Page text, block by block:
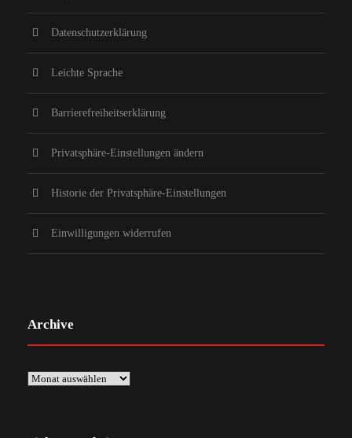
Datenschutzerklärung
Leichte Sprache
Barrierefreiheitserklärung
Privatsphäre-Einstellungen ändern
Historie der Privatsphäre-Einstellungen
Einwilligungen widerrufen
Archive